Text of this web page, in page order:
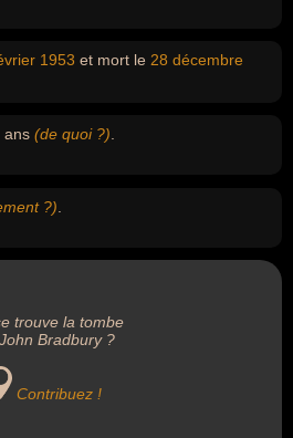
1953 et mort le 28 décembre
ans (de quoi ?)
?)
trouve la tombe
Bradbury ?
Contribuez !